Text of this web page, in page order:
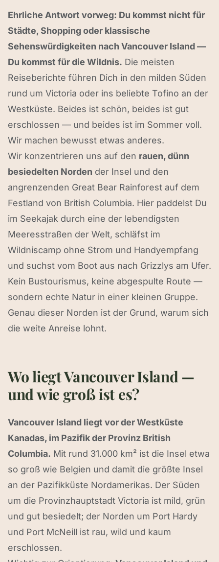
Ehrliche Antwort vorweg: Du kommst nicht für
Städte, Shopping oder klassische
Sehenswürdigkeiten nach Vancouver Island —
Du kommst für die Wildnis. Die meisten
Reiseberichte führen Dich in den milden Süden
rund um Victoria oder ins beliebte Tofino an der
Westküste. Beides ist schön, beides ist gut
erschlossen — und beides ist im Sommer voll.
Wir machen bewusst etwas anderes.
Wir konzentrieren uns auf den rauen, dünn
besiedelten Norden der Insel und den
angrenzenden Great Bear Rainforest auf dem
Festland von British Columbia. Hier paddelst Du
im Seekajak durch eine der lebendigsten
Meeresstraßen der Welt, schläfst im
Wildniscamp ohne Strom und Handyempfang
und suchst vom Boot aus nach Grizzlys am Ufer.
Kein Bustourismus, keine abgespulte Route —
sondern echte Natur in einer kleinen Gruppe.
Genau dieser Norden ist der Grund, warum sich
die weite Anreise lohnt.
Wo liegt Vancouver Island —
und wie groß ist es?
Vancouver Island liegt vor der Westküste
Kanadas, im Pazifik der Provinz British
Columbia. Mit rund 31.000 km² ist die Insel etwa
so groß wie Belgien und damit die größte Insel
an der Pazifikküste Nordamerikas. Der Süden
um die Provinzhauptstadt Victoria ist mild, grün
und gut besiedelt; der Norden um Port Hardy
und Port McNeill ist rau, wild und kaum
erschlossen.